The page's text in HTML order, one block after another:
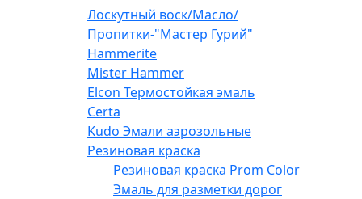
Лоскутный воск/Масло/
Пропитки-"Мастер Гурий"
Hammerite
Mister Hammer
Elcon Термостойкая эмаль
Certa
Kudo Эмали аэрозольные
Резиновая краска
Резиновая краска Prom Color
Эмаль для разметки дорог